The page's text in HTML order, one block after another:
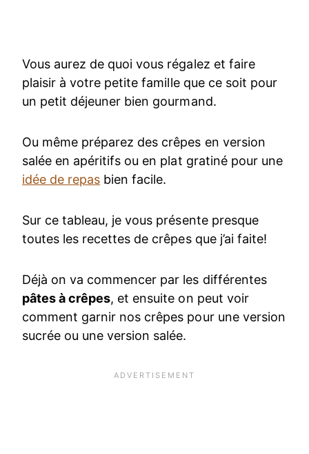
Vous aurez de quoi vous régalez et faire
plaisir à votre petite famille que ce soit pour
un petit déjeuner bien gourmand.
Ou même préparez des crêpes en version
salée en apéritifs ou en plat gratiné pour une
idée de repas bien facile.
Sur ce tableau, je vous présente presque
toutes les recettes de crêpes que j’ai faite!
Déjà on va commencer par les différentes
pâtes à crêpes, et ensuite on peut voir
comment garnir nos crêpes pour une version
sucrée ou une version salée.